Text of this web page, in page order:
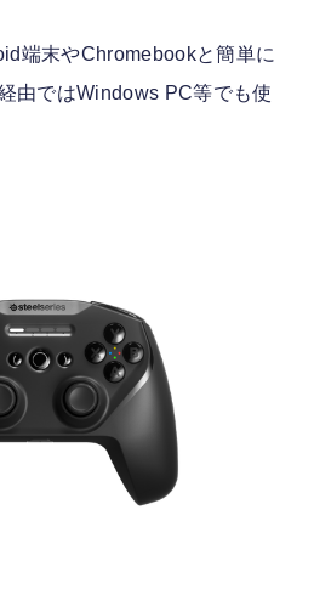
端末やChromebookと簡単に
由ではWindows PC等でも使